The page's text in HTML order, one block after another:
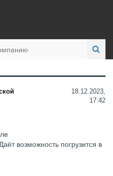
18.12.2023,
17:42
возможность погрузится в